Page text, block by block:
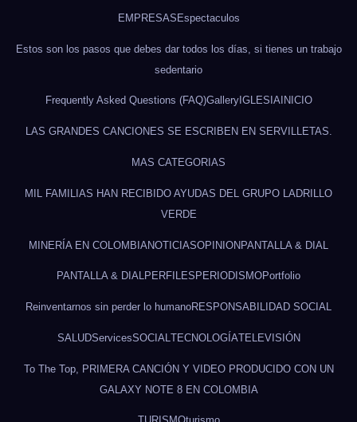
EMPRESAS Espectaculos
Estos son los pasos que debes dar todos los días, si tienes un trabajo
sedentario
Frequently Asked Questions (FAQ)GalleryIGLESIAINICIO
LAS GRANDES CANCIONES SE ESCRIBEN EN SERVILLETAS.
MAS CATEGORIAS
MIL FAMILIAS HAN RECIBIDO AYUDAS DEL GRUPO LADRILLO
VERDE
MINERÍA EN COLOMBIANOTICIASOPINIONPANTALLA & DIAL
PANTALLA & DIALPERFILES PERIODISMOPortfolio
Reinventarnos sin perder lo humanoRESPONSABILIDAD SOCIAL
SALUDServicesSOCIAL TECNOLOGÍATELEVISIÓN
To The Top, PRIMERA CANCIÓN Y VIDEO PRODUCIDO CON UN
GALAXY NOTE 8 EN COLOMBIA